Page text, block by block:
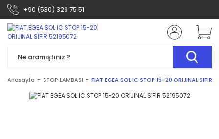
+90 (530) 329 75 51
Anasayfa STOP LAMBASI FIAT EGEA SOL IC STOP 15-20 ORIJINAL SIFIR